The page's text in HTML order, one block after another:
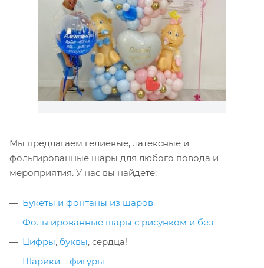
Мы предлагаем гелиевые, латексные и
фольгированные шары для любого повода и
мероприятия. У нас вы найдете:
Букеты и фонтаны из шаров
Фольгированные шары с рисунком и без
Цифры, буквы, сердца!
Шарики – фигуры